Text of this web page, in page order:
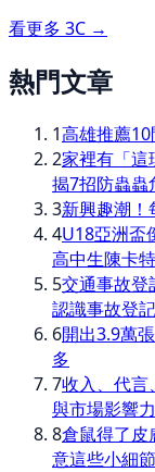
看更多 3C →
熱門文章
1高雄推薦
2家裡有「
揭7招防蟲蟲
3新興趣潮！
4U18亞洲盃
高中生陳卡
5交通事故登
認識事故登
6開出3.9萬
多
7收入、代
與市場影響
8倉鼠得了皮
意這些小細節